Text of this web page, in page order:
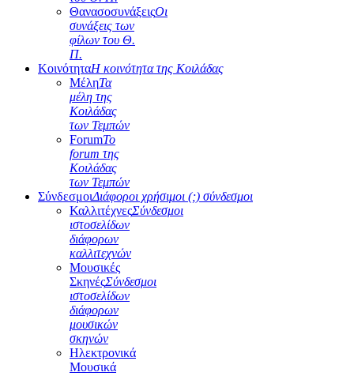
ΘανασοσυνάξειςΟι
συνάξεις των
φίλων του Θ.
Π.
ΚοινότηταΗ κοινότητα της Κοιλάδας
ΜέληΤα
μέλη της
Κοιλάδας
των Τεμπών
ForumΤο
forum της
Κοιλάδας
των Τεμπών
ΣύνδεσμοιΔιάφοροι χρήσιμοι (;) σύνδεσμοι
ΚαλλιτέχνεςΣύνδεσμοι
ιστοσελίδων
διάφορων
καλλιτεχνών
Μουσικές
ΣκηνέςΣύνδεσμοι
ιστοσελίδων
διάφορων
μουσικών
σκηνών
Ηλεκτρονικά
Μουσικά